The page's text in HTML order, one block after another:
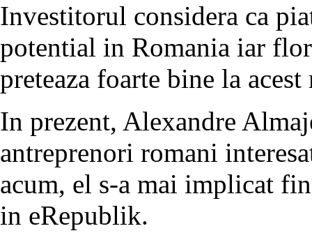
Investitorul considera ca
potential in Romania iar
preteaza foarte bine la
In prezent, Alexandre
antreprenori romani
acum, el s-a mai implicat
in eRepublik.